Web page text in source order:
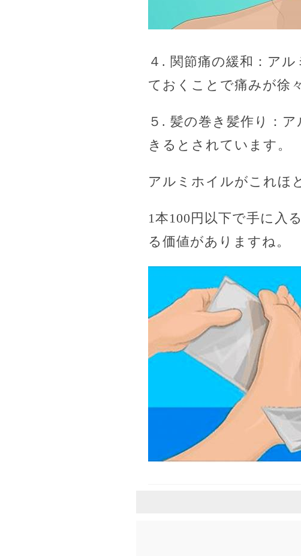
４. 関節痛の緩和：ア
ておくことで痛みが徐
５. 髪の巻き髪作り：
きるとされています。
アルミホイルがこれほ
1本100円以下で手に入
る価値がありますね。